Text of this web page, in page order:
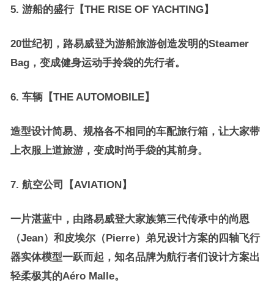
5. 游船的盛行【THE RISE OF YACHTING】
20世纪初，路易威登为游船旅游创造发明的Steamer
Bag，变成健身运动手拎袋的先行者。
6. 车辆【THE AUTOMOBILE】
造型设计简易、规格各不相同的车配旅行箱，让大家带
上衣服上道旅游，变成时尚手袋的其前身。
7. 航空公司【AVIATION】
一片湛蓝中，由路易威登大家族第三代传承中的尚恩
（Jean）和皮埃尔（Pierre）弟兄设计方案的四轴飞行
器实体模型一跃而起，知名品牌为航行者们设计方案出
轻柔极其的Aéro Malle。